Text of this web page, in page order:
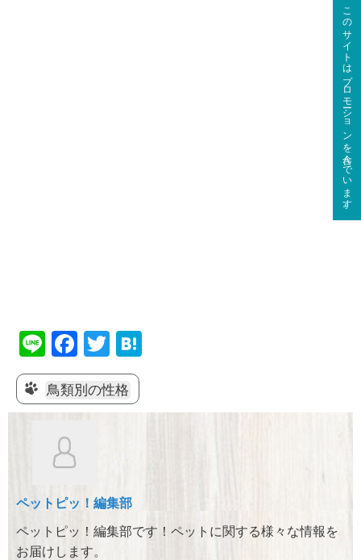
Li
n
e
F
a
c
e
o
k
T
wi
tt
er
n
鳥類別の性格
ペットピッ！編集部
ペットピッ！編集部です！ペットに関する様々な情報を
お届けします。
このサイトはプロモーションを含んでいます。